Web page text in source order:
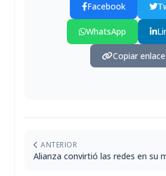
Facebook
WhatsApp
Copiar enlace
ANTERIOR
Alianza convirtió las redes en su